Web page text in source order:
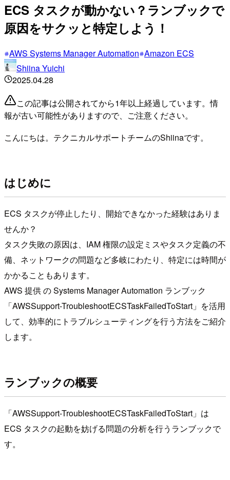
ECS タスクが動かない？ランブックで
原因をサクッと特定しよう！
AWS Systems Manager Automation Amazon ECS
Shiina Yuichi
2025.04.28
この記事は公開されてから1年以上経過しています。情
報が古い可能性がありますので、ご注意ください。
こんにちは。テクニカルサポートチームのShiinaです。
はじめに
ECS タスクが停止したり、開始できなかった経験はありま
せんか？
タスク失敗の原因は、IAM 権限の設定ミスやタスク定義の不
備、ネットワークの問題など多岐にわたり、特定には時間が
かかることもあります。
AWS 提供 の Systems Manager Automation ランブック
「AWSSupport-TroubleshootECSTaskFailedToStart」を活用
して、効率的にトラブルシューティングを行う方法をご紹介
します。
ランブックの概要
「AWSSupport-TroubleshootECSTaskFailedToStart」は
ECS タスクの起動を妨げる問題の分析を行うランブックで
す。